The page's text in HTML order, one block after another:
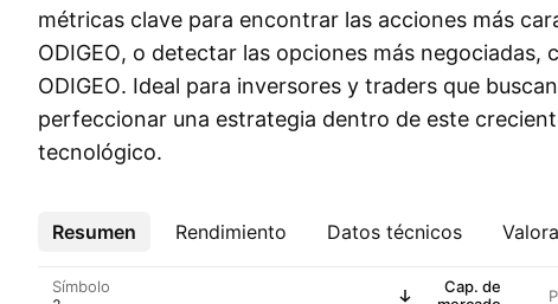
métricas clave para encontrar las acciones más
ODIGEO, o detectar las opciones más negociadas,
ODIGEO. Ideal para inversores y traders que
perfeccionar una estrategia dentro de este
tecnológico.
Resumen Rendimiento Datos técnicos
Más
Símbolo
Cap. de